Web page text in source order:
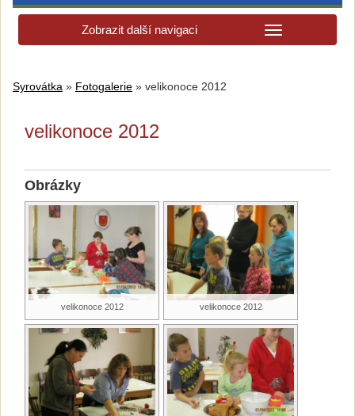
Zobrazit další navigaci
Syrovátka » Fotogalerie » velikonoce 2012
velikonoce 2012
Obrázky
velikonoce 2012 velikonoce 2012